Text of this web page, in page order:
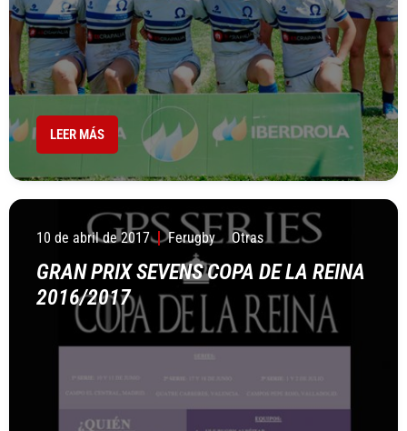
LEER MÁS
10 de abril de 2017 Ferugby Otras
GRAN PRIX SEVENS COPA DE LA REINA
2016/2017